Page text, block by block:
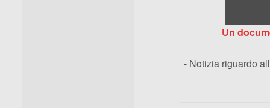
Un
- Notizia riguardo